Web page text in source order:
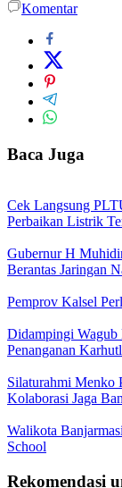
Komentar
Baca Juga
Cek Langsung
Perbaikan Listrik
Gubernur H
Berantas Jaringan
Pemprov Kalsel
Didampingi Wagub
Penanganan
Silaturahmi Menko
Kolaborasi Jaga
Walikota
School
Rekomendasi